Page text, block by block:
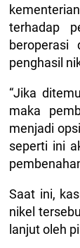
terhadap
penghasil
“Jika
maka
menjadi
seperti ini
Saat ini,
nikel
lanjut oleh